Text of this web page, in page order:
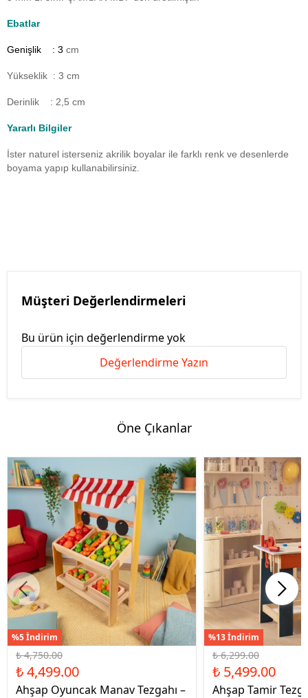
Ebatlar
Genişlik : 3 cm
Yükseklik : 3 cm
Derinlik : 2,5 cm
Yararlı Bilgiler
İster naturel isterseniz akrilik boyalar ile farklı renk ve desenlerde
boyama yapıp kullanabilirsiniz.
Müşteri Değerlendirmeleri
Bu ürün için değerlendirme yok
Değerlendirme Yazın
Öne Çıkanlar
%5 İndirim
₺ 4,750.00
₺ 4,499.00
Ahşap Oyuncak Manav Tezgahı –
%13 İndirim
₺ 6,299.00
₺ 5,499.00
Ahşap Tamir